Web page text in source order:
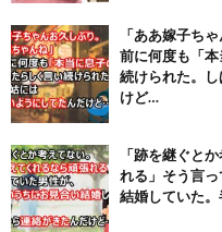
【画像】テイルズで一番
(6/22)
Powered by livedoor 相互RSS
「ああ嫁子ち
前に何度も「
続けられた。
けど…
「跡を継ぐと
れる」そう言
結婚していた